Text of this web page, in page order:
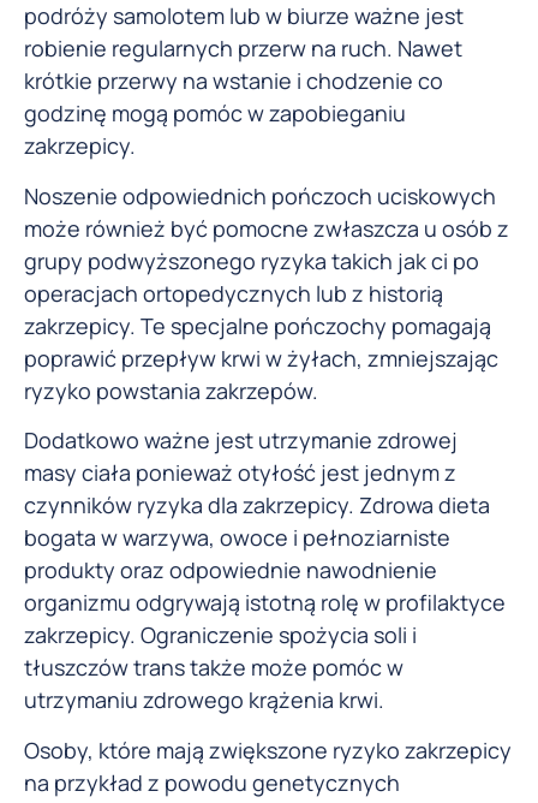
podróży samolotem lub w biurze ważne jest
robienie regularnych przerw na ruch. Nawet
krótkie przerwy na wstanie i chodzenie co
godzinę mogą pomóc w zapobieganiu
zakrzepicy.
Noszenie odpowiednich pończoch uciskowych
może również być pomocne zwłaszcza u osób z
grupy podwyższonego ryzyka takich jak ci po
operacjach ortopedycznych lub z historią
zakrzepicy. Te specjalne pończochy pomagają
poprawić przepływ krwi w żyłach, zmniejszając
ryzyko powstania zakrzepów.
Dodatkowo ważne jest utrzymanie zdrowej
masy ciała ponieważ otyłość jest jednym z
czynników ryzyka dla zakrzepicy. Zdrowa dieta
bogata w warzywa, owoce i pełnoziarniste
produkty oraz odpowiednie nawodnienie
organizmu odgrywają istotną rolę w profilaktyce
zakrzepicy. Ograniczenie spożycia soli i
tłuszczów trans także może pomóc w
utrzymaniu zdrowego krążenia krwi.
Osoby, które mają zwiększone ryzyko zakrzepicy
na przykład z powodu genetycznych